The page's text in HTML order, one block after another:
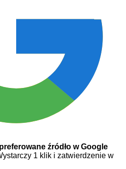
źródło w Google
1 klik i zatwierdzenie w